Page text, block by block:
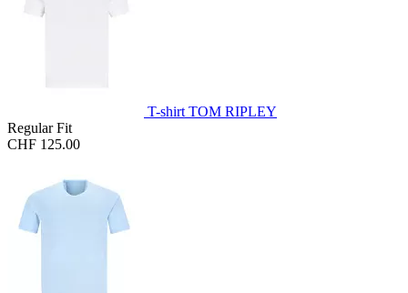
T-shirt TOM RIPLEY
Regular Fit
CHF 125.00